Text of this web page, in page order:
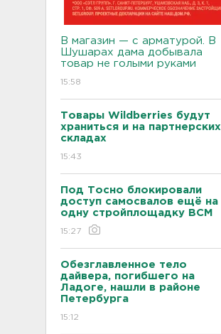
В магазин — с арматурой. В
Шушарах дама добывала
товар не голыми руками
15:58
Товары Wildberries будут
храниться и на партнерских
складах
15:43
Под Тосно блокировали
доступ самосвалов ещё на
одну стройплощадку ВСМ
15:27
Обезглавленное тело
дайвера, погибшего на
Ладоге, нашли в районе
Петербурга
15:12